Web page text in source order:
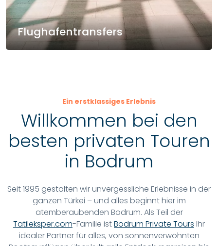
Flughafentransfers
Willkommen bei den
besten privaten Touren
in Bodrum
ganzen Türkei – und alles beginnt hier im
atemberaubenden Bodrum. Als Teil der
Tatileksper.com-Familie istBodrum Private Tours
idealer Partner für alles, von sonnenverwöhnten
Bootsausflügen über kulturelle Entdeckungsreisen bis
hin zu Flughafentransfers.